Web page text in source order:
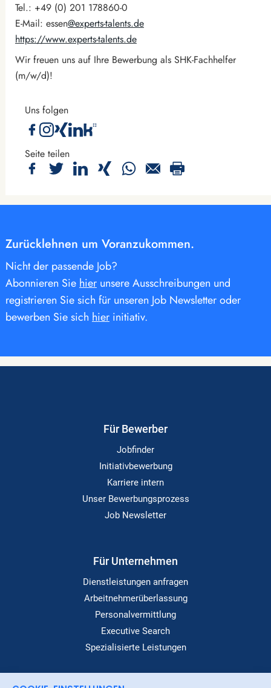
Tel.: +49 (0) 201 178860-0
E-Mail: essen@experts-talents.de
https://www.experts-talents.de
Wir freuen uns auf Ihre Bewerbung als SHK-Fachhelfer
(m/w/d)!
Uns folgen
Seite teilen
Zurücklehnen um Voranzukommen.
Nicht der passende Job?
Abonnieren Siehierunsere Ausschreibungen und
registrieren Sie sich für unseren Job Newsletter oder
bewerben Sie sich hierinitiativ.
Für Bewerber
Jobfinder
Initiativbewerbung
Karriere intern
Unser Bewerbungsprozess
Job Newsletter
Für Unternehmen
Dienstleistungen anfragen
Arbeitnehmerüberlassung
Personalvermittlung
Executive Search
Spezialisierte Leistungen